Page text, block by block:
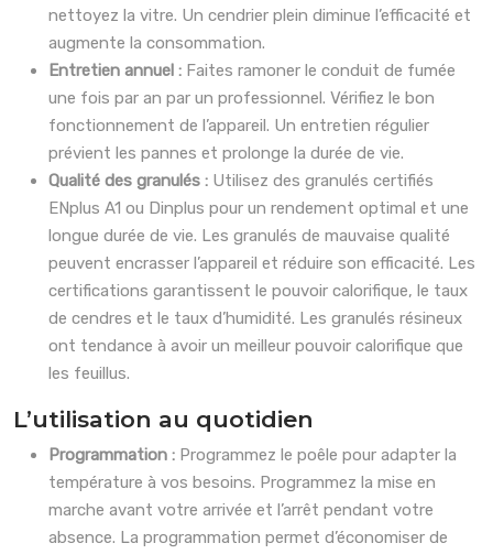
nettoyez la vitre. Un cendrier plein diminue l’efficacité et
augmente la consommation.
Entretien annuel : Faites ramoner le conduit de fumée
une fois par an par un professionnel. Vérifiez le bon
fonctionnement de l’appareil. Un entretien régulier
prévient les pannes et prolonge la durée de vie.
Qualité des granulés : Utilisez des granulés certifiés
ENplus A1 ou Dinplus pour un rendement optimal et une
longue durée de vie. Les granulés de mauvaise qualité
peuvent encrasser l’appareil et réduire son efficacité. Les
certifications garantissent le pouvoir calorifique, le taux
de cendres et le taux d’humidité. Les granulés résineux
ont tendance à avoir un meilleur pouvoir calorifique que
les feuillus.
L’utilisation au quotidien
Programmation : Programmez le poêle pour adapter la
température à vos besoins. Programmez la mise en
marche avant votre arrivée et l’arrêt pendant votre
absence. La programmation permet d’économiser de